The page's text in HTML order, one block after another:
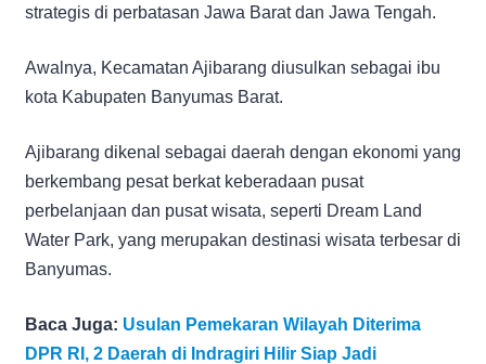
strategis di perbatasan Jawa Barat dan Jawa Tengah.
Awalnya, Kecamatan Ajibarang diusulkan sebagai ibu
kota Kabupaten Banyumas Barat.
Ajibarang dikenal sebagai daerah dengan ekonomi yang
berkembang pesat berkat keberadaan pusat
perbelanjaan dan pusat wisata, seperti Dream Land
Water Park, yang merupakan destinasi wisata terbesar di
Banyumas.
Baca Juga: Usulan Pemekaran Wilayah Diterima
DPR RI, 2 Daerah di Indragiri Hilir Siap Jadi